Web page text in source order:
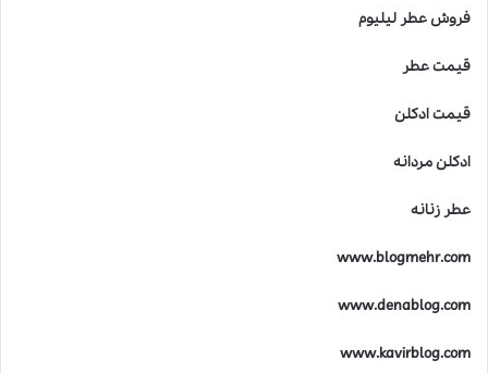
فروش عطر لیلیوم
قیمت عطر
قیمت ادکلن
ادکلن مردانه
عطر زنانه
www.blogmehr.com
www.denablog.com
www.kavirblog.com